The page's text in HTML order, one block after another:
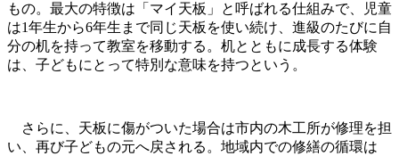
もの。最大の特徴は「マイ天板」と呼ばれる仕組みで、児童
は1年生から6年生まで同じ天板を使い続け、進級のたびに自
分の机を持って教室を移動する。机とともに成長する体験
は、子どもにとって特別な意味を持つという。
さらに、天板に傷がついた場合は市内の木工所が修理を担
い、再び子どもの元へ戻される。地域内での修繕の循環は